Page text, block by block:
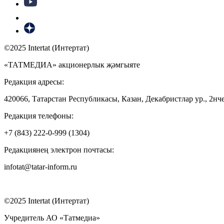
©2025 Intertat (Интертат)
«ТАТМЕДИА» акционерлык җәмгыяте
Редакция адресы:
420066, Татарстан Республикасы, Казан, Декабристлар ур.,
Редакция телефоны:
+7 (843) 222-0-999 (1304)
Редакциянең электрон почтасы:
infotat@tatar-inform.ru
©2025 Intertat (Интертат)
Учредитель АО «Татмедиа»